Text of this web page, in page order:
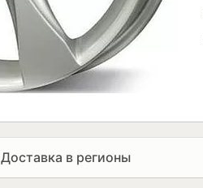
Доставка в регионы